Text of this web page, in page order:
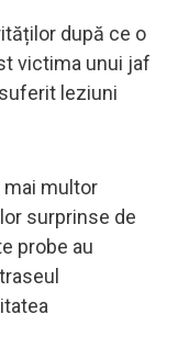
după ce o
victima unui jaf
leziuni
mai multor
surprinse de
probe au